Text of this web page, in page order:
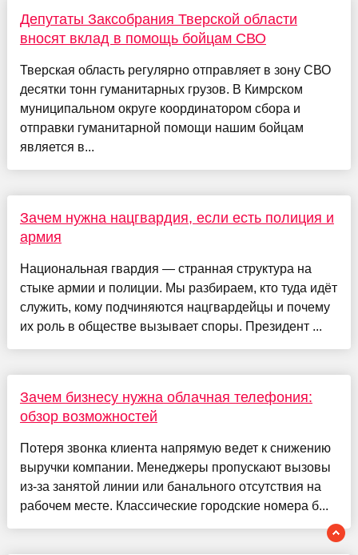
Депутаты Заксобрания Тверской области
вносят вклад в помощь бойцам СВО
Тверская область регулярно отправляет в зону СВО
десятки тонн гуманитарных грузов. В Кимрском
муниципальном округе координатором сбора и
отправки гуманитарной помощи нашим бойцам
является в...
Зачем нужна нацгвардия, если есть полиция и
армия
Национальная гвардия — странная структура на
стыке армии и полиции. Мы разбираем, кто туда идёт
служить, кому подчиняются нацгвардейцы и почему
их роль в обществе вызывает споры. Президент ...
Зачем бизнесу нужна облачная телефония:
обзор возможностей
Потеря звонка клиента напрямую ведет к снижению
выручки компании. Менеджеры пропускают вызовы
из-за занятой линии или банального отсутствия на
рабочем месте. Классические городские номера б...